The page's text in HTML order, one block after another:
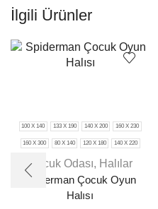
İlgili Ürünler
100 X 140 133 X 190 140 X 200 160 X 230
160 X 300 80 X 140 120 X 180 140 X 220
Çocuk Odası, Halılar
Spiderman Çocuk Oyun
Halısı